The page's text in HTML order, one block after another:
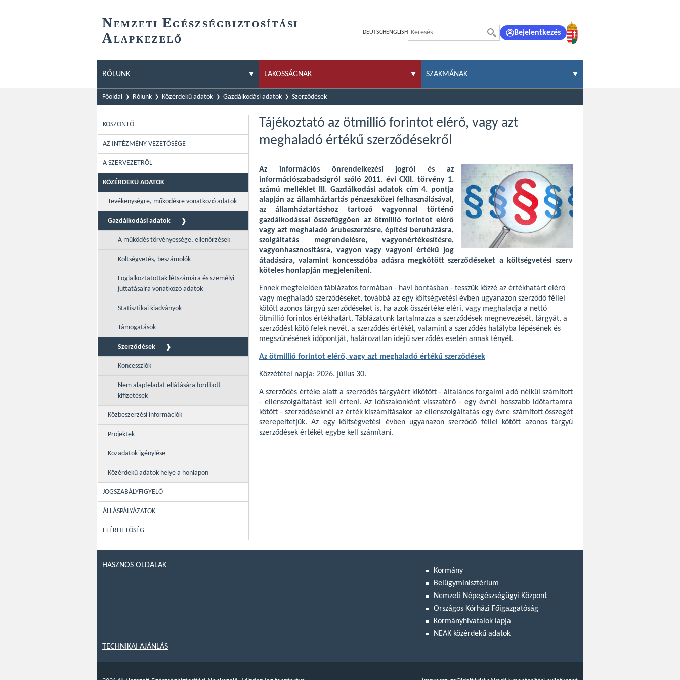
NEMZETI EGÉSZSÉGBIZTOSÍTÁSI
ALAPKEZELŐ
DEUTSCH ENGLISH Bejelentkezés
RÓLUNK LAKOSSÁGNAK SZAKMÁNAK
Főoldal Rólunk Közérdekű adatok Gazdálkodási adatok Szerződések
KÖSZÖNTŐ
AZ INTÉZMÉNY VEZETŐSÉGE
A SZERVEZETRŐL
KÖZÉRDEKŰ ADATOK
Tevékenységre, működésre vonatkozó adatok
Gazdálkodási adatok
A működés törvényessége, ellenőrzések
Költségvetés, beszámolók
Foglalkoztatottak létszámára és személyi
juttatásaira vonatkozó adatok
Statisztikai kiadványok
Támogatások
Szerződések
Koncessziók
Nem alapfeladat ellátására fordított
kifizetések
Közbeszerzési információk
Projektek
Közadatok igénylése
Közérdekű adatok helye a honlapon
JOGSZABÁLYFIGYELŐ
ÁLLÁSPÁLYÁZATOK
ELÉRHETŐSÉG
Tájékoztató az ötmillió forintot elérő, vagy azt
meghaladó értékű szerződésekről
Az információs önrendelkezési jogról és az
információszabadságról szóló 2011. évi CXII. törvény 1.
számú melléklet III. Gazdálkodási adatok cím 4. pontja
alapján az államháztartás pénzeszközei felhasználásával,
az államháztartáshoz tartozó vagyonnal történő
gazdálkodással összefüggően az ötmillió forintot elérő
vagy azt meghaladó árubeszerzésre, építési beruházásra,
szolgáltatás megrendelésre, vagyonértékesítésre,
vagyonhasznosításra, vagyon vagy vagyoni értékű jog
átadására, valamint koncesszióba adásra megkötött szerződéseket a költségvetési szerv
köteles honlapján megjeleníteni.
Ennek megfelelően táblázatos formában - havi bontásban - tesszük közzé az értékhatárt elérő
vagy meghaladó szerződéseket, továbbá az egy költségvetési évben ugyanazon szerződő féllel
kötött azonos tárgyú szerződéseket is, ha azok összértéke eléri, vagy meghaladja a nettó
ötmillió forintos értékhatárt. Táblázatunk tartalmazza a szerződések megnevezését, tárgyát, a
szerződést kötő felek nevét, a szerződés értékét, valamint a szerződés hatályba lépésének és
megszűnésének időpontját, határozatlan idejű szerződés esetén annak tényét.
Az ötmillió forintot elérő, vagy azt meghaladó értékű szerződések
Közzététel napja: 2026. július 30.
A szerződés értéke alatt a szerződés tárgyáért kikötött - általános forgalmi adó nélkül számított
- ellenszolgáltatást kell érteni. Az időszakonként visszatérő - egy évnél hosszabb időtartamra
kötött - szerződéseknél az érték kiszámításakor az ellenszolgáltatás egy évre számított összegét
szerepeltetjük. Az egy költségvetési évben ugyanazon szerződő féllel kötött azonos tárgyú
szerződések értékét egybe kell számítani.
HASZNOS OLDALAK
Kormány
Belügyminisztérium
Nemzeti Népegészségügyi Központ
Országos Kórházi Főigazgatóság
Kormányhivatalok lapja
NEAK közérdekű adatok
TECHNIKAI AJÁNLÁS